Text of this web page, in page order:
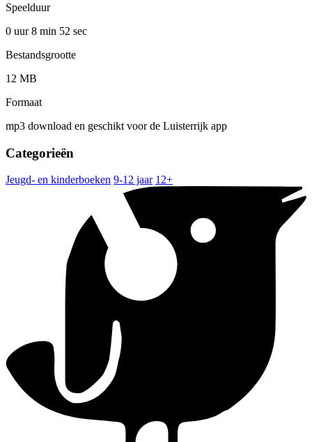
Speelduur
0 uur 8 min 52 sec
Bestandsgrootte
12 MB
Formaat
mp3 download en geschikt voor de Luisterrijk app
Categorieën
Jeugd- en kinderboeken 9-12 jaar 12+